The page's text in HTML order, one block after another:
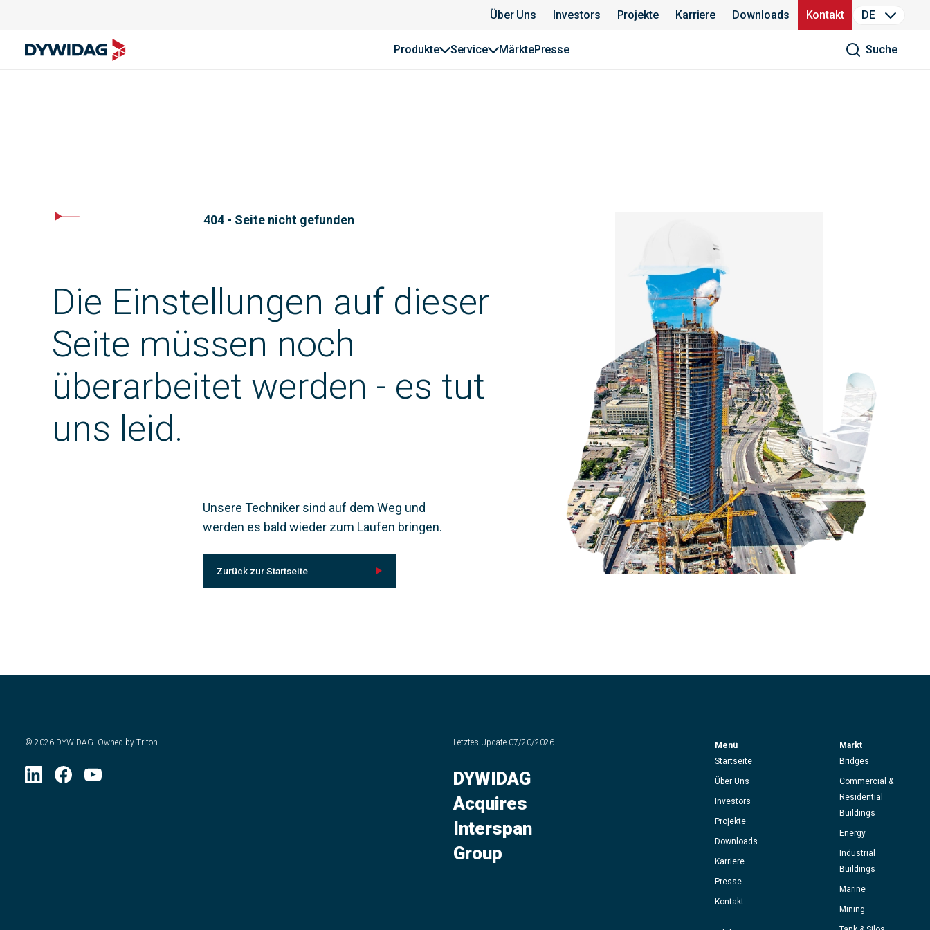
Über Uns Investors Projekte Karriere Downloads Kontakt DE
Produkte Service MärktePresse Suche
404 - Seite nicht gefunden
Die Einstellungen auf dieser
Seite müssen noch
überarbeitet werden - es tut
uns leid.
Unsere Techniker sind auf dem Weg und
werden es bald wieder zum Laufen bringen.
Zurück zur Startseite
© 2026 DYWIDAG. Owned by Triton Letztes Update 07/20/2026
DYWIDAG
Acquires
Interspan
Group
Menü
Startseite
Über Uns
Investors
Projekte
Downloads
Karriere
Presse
Kontakt
Markt
Bridges
Commercial &
Residential
Buildings
Energy
Industrial
Buildings
Marine
Mining